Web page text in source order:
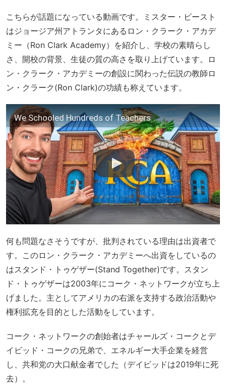
こちらが話題になっている動画です。ミスター・ビースト
はジョージア州アトランタにあるロン・クラーク・アカデ
ミー（Ron Clark Academy）を紹介し、学校の素晴らし
さ、開校の背景、生徒の質の高さを取り上げています。ロ
ン・クラーク・アカデミーの創設に関わった伝説の教師ロ
ン・クラーク(Ron Clark)の功績も称えています。
We Schooled Hundreds of Teachers
何も問題なさそうですが、批判されている理由は出資者で
す。このロン・クラーク・アカデミーへ出資をしているの
はスタンド・トゥゲザー(Stand Together)です。スタン
ド・トゥゲザーは2003年にコーク・ネットワークが立ち上
げました。主としてアメリカの右派を支持する政治活動や
権利拡充を目的とした活動をしています。
コーク・ネットワークの創始者はチャールズ・コークとデ
イビッド・コークの兄弟で、エネルギー大手企業を経営
し、共和党の大口献金者でした（デイビッドは2019年に死
去）。